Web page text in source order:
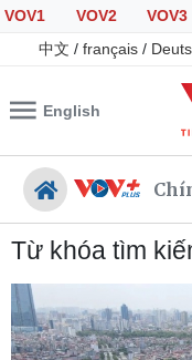
VOV1 VOV2 VOV3
中文 / français /
English
Chính trị
Đảng
Từ khóa tìm